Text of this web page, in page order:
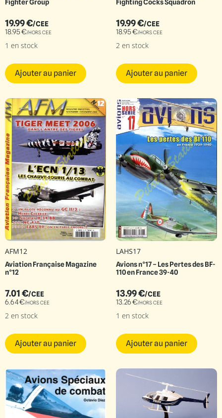
Fighter Group
19.99€/CEE
18.95€/HORS CEE
1 en stock
Ajouter au panier
Fighting Cocks Squadron
19.99€/CEE
18.95€/HORS CEE
2 en stock
Ajouter au panier
AFM12
Aviation Française Magazine
n°12
7.01€/CEE
6.64€/HORS CEE
2 en stock
Ajouter au panier
LAHS17
Avions n°17 – Les Pertes des BF-
110 en France 39-40
13.99€/CEE
13.26€/HORS CEE
1 en stock
Ajouter au panier